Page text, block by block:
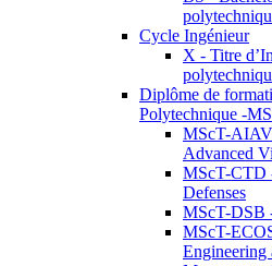
Cycle Ingénieur
X - Titre
Diplôme de
Polytechnique -
MScT-
Advanced
MScT-CTD
Defenses
MScT-DSB
MScT-
Engineering